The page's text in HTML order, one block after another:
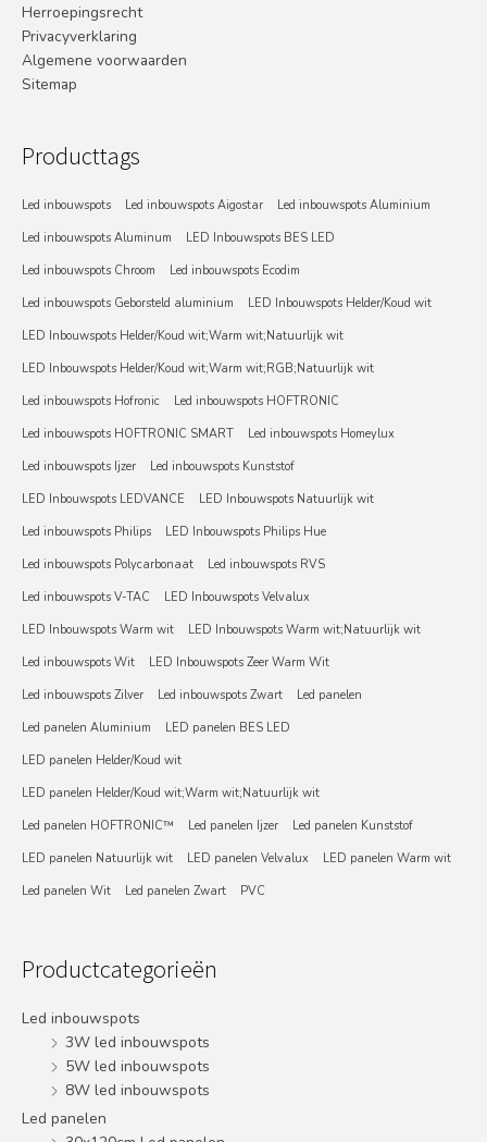
Herroepingsrecht
Privacyverklaring
Algemene voorwaarden
Sitemap
Producttags
Led inbouwspots Led inbouwspots Aigostar
Led inbouwspots Aluminium
Led inbouwspots Aluminum
LED Inbouwspots BES LED
Led inbouwspots Chroom
Led inbouwspots Ecodim
Led inbouwspots Geborsteld aluminium
LED Inbouwspots Helder/Koud wit
LED Inbouwspots Helder/Koud wit;Warm wit;Natuurlijk wit
LED Inbouwspots Helder/Koud wit;Warm wit;RGB;Natuurlijk wit
Led inbouwspots Hofronic
Led inbouwspots HOFTRONIC
Led inbouwspots HOFTRONIC SMART
Led inbouwspots Homeylux
Led inbouwspots Ijzer
Led inbouwspots Kunststof
LED Inbouwspots LEDVANCE
LED Inbouwspots Natuurlijk wit
Led inbouwspots Philips
LED Inbouwspots Philips Hue
Led inbouwspots Polycarbonaat
Led inbouwspots RVS
Led inbouwspots V-TAC
LED Inbouwspots Velvalux
LED Inbouwspots Warm wit
LED Inbouwspots Warm wit;Natuurlijk wit
Led inbouwspots Wit
LED Inbouwspots Zeer Warm Wit
Led inbouwspots Zilver
Led inbouwspots Zwart
Led panelen
Led panelen Aluminium
LED panelen BES LED
LED panelen Helder/Koud wit
LED panelen Helder/Koud wit;Warm wit;Natuurlijk wit
Led panelen HOFTRONIC™
Led panelen Ijzer
Led panelen Kunststof
LED panelen Natuurlijk wit
LED panelen Velvalux
LED panelen Warm wit
Led panelen Wit
Led panelen Zwart PVC
Productcategorieën
Led inbouwspots
3W led inbouwspots
5W led inbouwspots
8W led inbouwspots
Led panelen